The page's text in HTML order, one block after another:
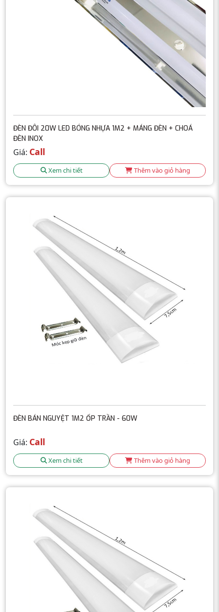
ĐÈN ĐÔI 20W LED BÓNG NHỰA 1M2 + MÁNG ĐÈN + CHOÁ
ĐÈN INOX
Giá: Call
Xem chi tiết Thêm vào giỏ hàng
ĐÈN BÁN NGUYỆT 1M2 ỐP TRẦN - 60W
Giá: Call
Xem chi tiết Thêm vào giỏ hàng